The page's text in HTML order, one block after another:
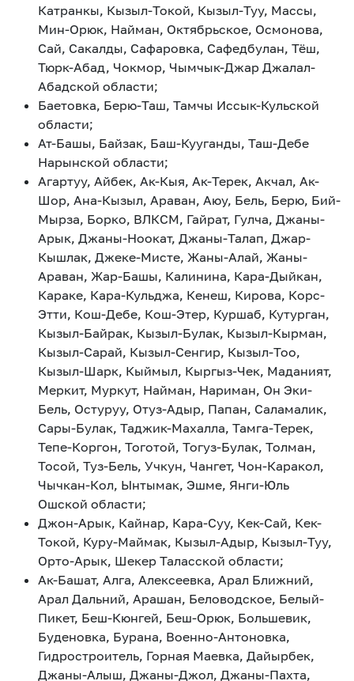
Катранкы, Кызыл-Токой, Кызыл-Туу, Массы,
Мин-Орюк, Найман, Октябрьское, Осмонова,
Сай, Сакалды, Сафаровка, Сафедбулан, Тёш,
Тюрк-Абад, Чокмор, Чымчык-Джар Джалал-
Абадской области;
Баетовка, Берю-Таш, Тамчы Иссык-Кульской
области;
Ат-Башы, Байзак, Баш-Кууганды, Таш-Дебе
Нарынской области;
Агартуу, Айбек, Ак-Кыя, Ак-Терек, Акчал, Ак-
Шор, Ана-Кызыл, Араван, Аюу, Бель, Берю, Бий-
Мырза, Борко, ВЛКСМ, Гайрат, Гулча, Джаны-
Арык, Джаны-Ноокат, Джаны-Талап, Джар-
Кышлак, Джеке-Мисте, Жаны-Алай, Жаны-
Араван, Жар-Башы, Калинина, Кара-Дыйкан,
Караке, Кара-Кульджа, Кенеш, Кирова, Корс-
Этти, Кош-Дебе, Кош-Этер, Куршаб, Кутурган,
Кызыл-Байрак, Кызыл-Булак, Кызыл-Кырман,
Кызыл-Сарай, Кызыл-Сенгир, Кызыл-Тоо,
Кызыл-Шарк, Кыймыл, Кыргыз-Чек, Маданият,
Меркит, Муркут, Найман, Нариман, Он Эки-
Бель, Остуруу, Отуз-Адыр, Папан, Саламалик,
Сары-Булак, Таджик-Махалла, Тамга-Терек,
Тепе-Коргон, Тоготой, Тогуз-Булак, Толман,
Тосой, Туз-Бель, Учкун, Чангет, Чон-Каракол,
Чычкан-Кол, Ынтымак, Эшме, Янги-Юль
Ошской области;
Джон-Арык, Кайнар, Кара-Суу, Кек-Сай, Кек-
Токой, Куру-Маймак, Кызыл-Адыр, Кызыл-Туу,
Орто-Арык, Шекер Таласской области;
Ак-Башат, Алга, Алексеевка, Арал Ближний,
Арал Дальний, Арашан, Беловодское, Белый-
Пикет, Беш-Кюнгей, Беш-Орюк, Большевик,
Буденовка, Бурана, Военно-Антоновка,
Гидростроитель, Горная Маевка, Дайырбек,
Джаны-Алыш, Джаны-Джол, Джаны-Пахта,